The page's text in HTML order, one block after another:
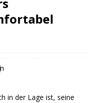
in der Lage ist, seine